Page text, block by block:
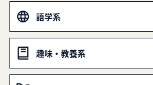
語学系
趣味・教養系